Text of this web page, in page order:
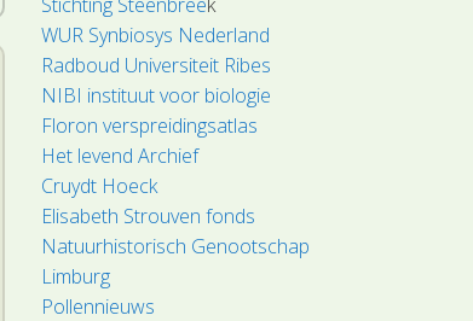
WUR Synbiosys Nederland
Radboud Universiteit Ribes
NIBI instituut voor biologie
Floron verspreidingsatlas
Het levend Archief
Cruydt Hoeck
Elisabeth Strouven fonds
Natuurhistorisch Genootschap
Limburg
Pollennieuws